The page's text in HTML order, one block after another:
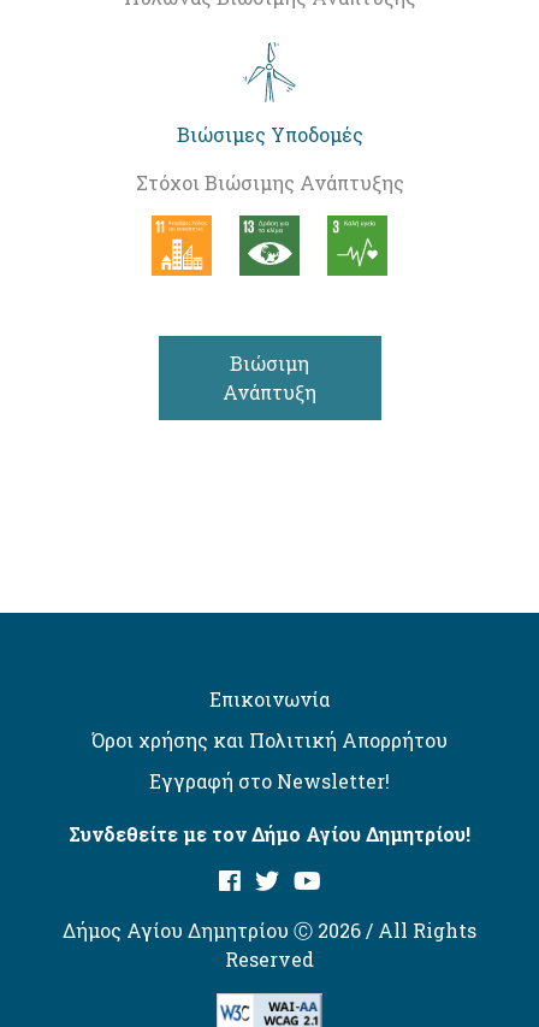
Βιώσιμες Υποδομές
Στόχοι Βιώσιμης Ανάπτυξης
Βιώσιμη
Ανάπτυξη
Επικοινωνία
Όροι χρήσης και Πολιτική Απορρήτου
Εγγραφή στο Newsletter!
Συνδεθείτε με τον Δήμο Αγίου Δημητρίου!
Δήμος Αγίου Δημητρίου Ⓒ 2026 / All Rights
Reserved